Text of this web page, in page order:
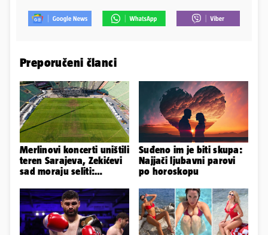
Preporučeni članci
Merlinovi koncerti uništili
teren Sarajeva, Zekićevi
sad moraju seliti:
Suđeno im je biti skupa:
Najjači ljubavni parovi
po horoskopu